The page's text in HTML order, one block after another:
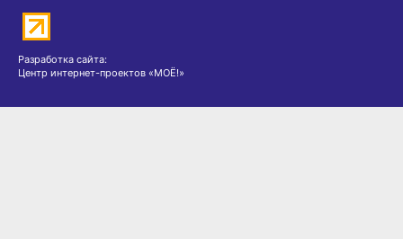
Разработка сайта:
Центр интернет-проектов «МОЁ!»